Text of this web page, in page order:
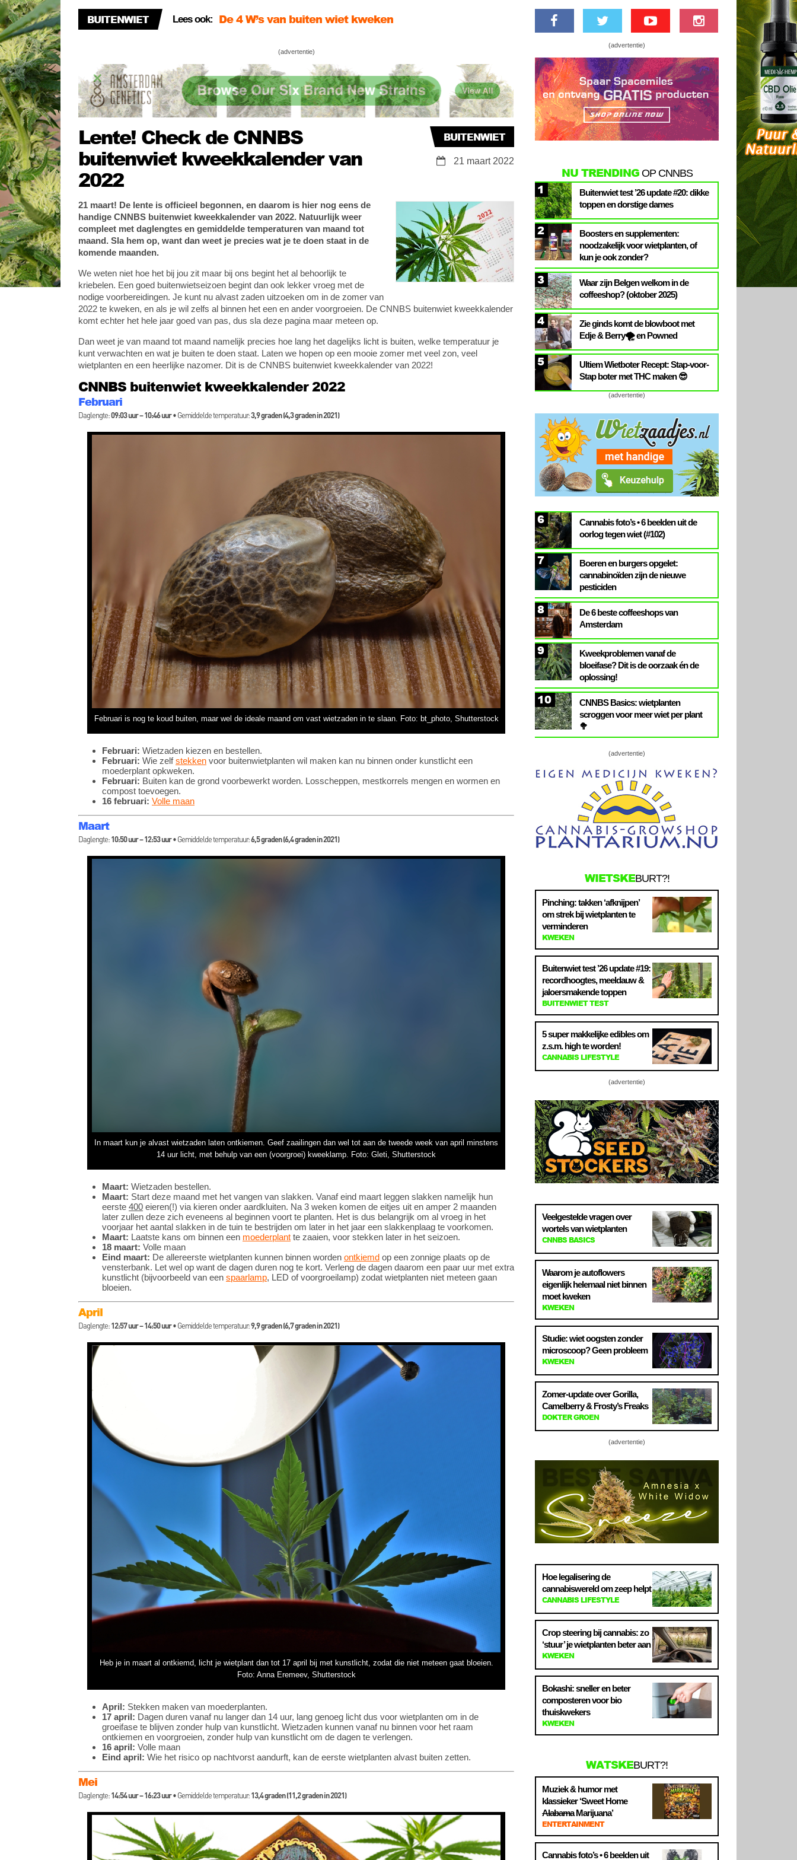
BUITENWIET Lees ook:
Autoflower kweektips voor beginners
Tip! Recycle gebruikte verpakkingen voor je buitenwiet
(advertentie)
Lente! Check de CNNBS
buitenwiet kweekkalender van
2022
BUITENWIET
21 maart 2022
21 maart! De lente is officieel begonnen, en daarom is hier nog eens de
handige CNNBS buitenwiet kweekkalender van 2022. Natuurlijk weer
compleet met daglengtes en gemiddelde temperaturen van maand tot
maand. Sla hem op, want dan weet je precies wat je te doen staat in de
komende maanden.
We weten niet hoe het bij jou zit maar bij ons begint het al behoorlijk te
kriebelen. Een goed buitenwietseizoen begint dan ook lekker vroeg met de
nodige voorbereidingen. Je kunt nu alvast zaden uitzoeken om in de zomer van
2022 te kweken, en als je wil zelfs al binnen het een en ander voorgroeien. De CNNBS buitenwiet kweekkalender
komt echter het hele jaar goed van pas, dus sla deze pagina maar meteen op.
Dan weet je van maand tot maand namelijk precies hoe lang het dagelijks licht is buiten, welke temperatuur je
kunt verwachten en wat je buiten te doen staat. Laten we hopen op een mooie zomer met veel zon, veel
wietplanten en een heerlijke nazomer. Dit is de CNNBS buitenwiet kweekkalender van 2022!
CNNBS buitenwiet kweekkalender 2022
Februari
Daglengte:09:03 uur – 10:46 uur• Gemiddelde temperatuur:3,9 graden (4,3 graden in 2021)
Februari is nog te koud buiten, maar wel de ideale maand om vast wietzaden in te slaan. Foto: bt_photo, Shutterstock
Februari: Wietzaden kiezen en bestellen.
Februari: Wie zelfstekken voor buitenwietplanten wil maken kan nu binnen onder kunstlicht een
moederplant opkweken.
Februari: Buiten kan de grond voorbewerkt worden. Losscheppen, mestkorrels mengen en wormen en
compost toevoegen.
16 februari: Volle maan
Maart
Daglengte:10:50 uur – 12:53 uur• Gemiddelde temperatuur:6,5 graden (6,4 graden in 2021)
In maart kun je alvast wietzaden laten ontkiemen. Geef zaailingen dan wel tot aan de tweede week van april minstens
14 uur licht, met behulp van een (voorgroei) kweeklamp. Foto: Gleti, Shutterstock
Maart: Wietzaden bestellen.
Maart: Start deze maand met het vangen van slakken. Vanaf eind maart leggen slakken namelijk hun
eerste 400 eieren(!) via kieren onder aardkluiten. Na 3 weken komen de eitjes uit en amper 2 maanden
later zullen deze zich eveneens al beginnen voort te planten. Het is dus belangrijk om al vroeg in het
voorjaar het aantal slakken in de tuin te bestrijden om later in het jaar een slakkenplaag te voorkomen.
Maart: Laatste kans om binnen een moederplant te zaaien, voor stekken later in het seizoen.
18 maart: Volle maan
Eind maart: De allereerste wietplanten kunnen binnen worden ontkiemd op een zonnige plaats op de
vensterbank. Let wel op want de dagen duren nog te kort. Verleng de dagen daarom een paar uur met extra
kunstlicht (bijvoorbeeld van een spaarlamp, LED of voorgroeilamp) zodat wietplanten niet meteen gaan
bloeien.
April
Daglengte:12:57 uur – 14:50 uur• Gemiddelde temperatuur:9,9 graden (6,7 graden in 2021)
Heb je in maart al ontkiemd, licht je wietplant dan tot 17 april bij met kunstlicht, zodat die niet meteen gaat bloeien.
Foto: Anna Eremeev, Shutterstock
April: Stekken maken van moederplanten.
17 april: Dagen duren vanaf nu langer dan 14 uur, lang genoeg licht dus voor wietplanten om in de
groeifase te blijven zonder hulp van kunstlicht. Wietzaden kunnen vanaf nu binnen voor het raam
ontkiemen en voorgroeien, zonder hulp van kunstlicht om de dagen te verlengen.
16 april: Volle maan
Eind april: Wie het risico op nachtvorst aandurft, kan de eerste wietplanten alvast buiten zetten.
Mei
Daglengte:14:54 uur – 16:23 uur• Gemiddelde temperatuur:13,4 graden(11,2 graden in 2021)
(advertentie)
NU TRENDINGOP CNNBS
1
Buitenwiet test ’26 update #20: dikke
toppen en dorstige dames
2
Boosters en supplementen:
noodzakelijk voor wietplanten, of
kun je ook zonder?
3
Waar zijn Belgen welkom in de
coffeeshop? (oktober 2025)
4
Zie ginds komt de blowboot met
Edje & Berry🌪️ en Powned
5
Ultiem Wietboter Recept: Stap-voor-
Stap boter met THC maken 😎
(advertentie)
6
Cannabis foto’s • 6 beelden uit de
oorlog tegen wiet (#102)
7
Boeren en burgers opgelet:
cannabinoïden zijn de nieuwe
pesticiden
8
De 6 beste coffeeshops van
Amsterdam
9
Kweekproblemen vanaf de
bloeifase? Dit is de oorzaak én de
oplossing!
10
CNNBS Basics: wietplanten
scroggen voor meer wiet per plant
🥦
(advertentie)
WIETSKEBURT?!
Pinching: takken ‘afknijpen’
om strek bij wietplanten te
verminderen
KWEKEN
Buitenwiet test ’26 update #19:
recordhoogtes, meeldauw &
jaloersmakende toppen
BUITENWIET TEST
5 super makkelijke edibles om
z.s.m. high te worden!
CANNABIS LIFESTYLE
(advertentie)
Veelgestelde vragen over
wortels van wietplanten
CNNBS BASICS
Waarom je autoflowers
eigenlijk helemaal niet binnen
moet kweken
KWEKEN
Studie: wiet oogsten zonder
microscoop? Geen probleem
KWEKEN
Zomer-update over Gorilla,
Camelberry & Frosty’s Freaks
DOKTER GROEN
(advertentie)
Hoe legalisering de
cannabiswereld om zeep helpt
CANNABIS LIFESTYLE
Crop steering bij cannabis: zo
‘stuur’ je wietplanten beter aan
KWEKEN
Bokashi: sneller en beter
composteren voor bio
thuiskwekers
KWEKEN
WATSKEBURT?!
Muziek & humor met
klassieker ‘Sweet Home
AlabamaMarijuana’
ENTERTAINMENT
Cannabis foto’s • 6 beelden uit